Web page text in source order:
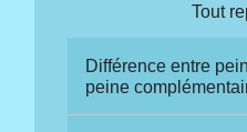
Tout
Différence entre
peine